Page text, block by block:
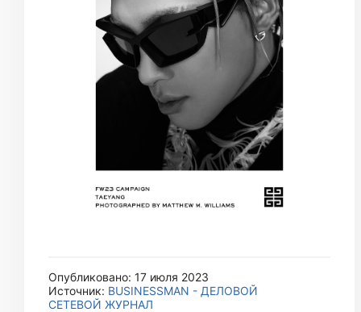
Опубликовано: 17 июля 2023
Источник: BUSINESSMAN - ДЕЛОВОЙ
СЕТЕВОЙ ЖУРНАЛ